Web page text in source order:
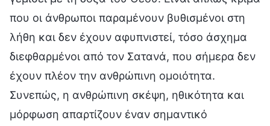
που οι άνθρωποι παραμένουν βυθισμένοι στη
λήθη και δεν έχουν αφυπνιστεί, τόσο άσχημα
διεφθαρμένοι από τον Σατανά, που σήμερα δεν
έχουν πλέον την ανθρώπινη ομοιότητα.
Συνεπώς, η ανθρώπινη σκέψη, ηθικότητα και
μόρφωση απαρτίζουν έναν σημαντικό